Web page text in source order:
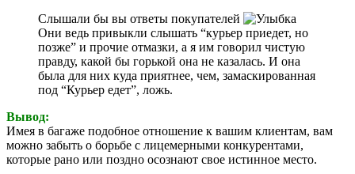
Слышали бы вы ответы покупателей
Они ведь привыкли слышать “курьер приедет, но
позже” и прочие отмазки, а я им говорил чистую
правду, какой бы горькой она не казалась. И она
была для них куда приятнее, чем, замаскированная
под “Курьер едет”, ложь.
Вывод:
Имея в багаже подобное отношение к вашим клиентам, вам
можно забыть о борьбе с лицемерными конкурентами,
которые рано или поздно осознают свое истинное место.